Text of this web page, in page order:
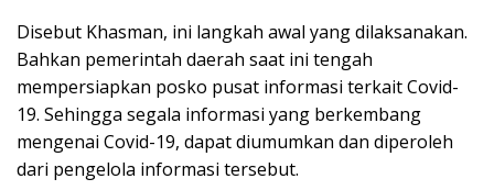
Disebut Khasman, ini langkah awal yang dilaksanakan.
Bahkan pemerintah daerah saat ini tengah
mempersiapkan posko pusat informasi terkait Covid-
19. Sehingga segala informasi yang berkembang
mengenai Covid-19, dapat diumumkan dan diperoleh
dari pengelola informasi tersebut.